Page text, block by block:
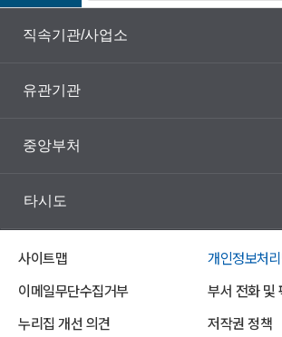
직속기관/사업소
유관기관
중앙부처
타시도
사이트맵
개인정보처
이메일무단수집거부
부서 전화 및
누리집 개선 의견
저작권 정책